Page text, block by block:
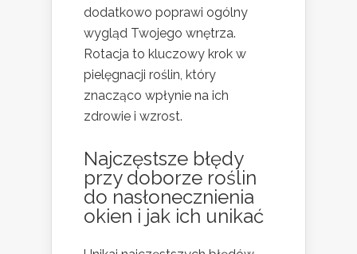
dodatkowo poprawi ogólny
wygląd Twojego wnętrza.
Rotacja to kluczowy krok w
pielęgnacji roślin, który
znacząco wpłynie na ich
zdrowie i wzrost.
Najczęstsze błędy
przy doborze roślin
do nasłonecznienia
okien i jak ich unikać